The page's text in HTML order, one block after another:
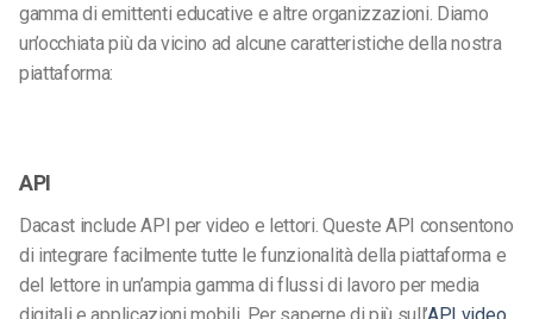
gamma di emittenti educative e altre organizzazioni. Diamo
un’occhiata più da vicino ad alcune caratteristiche della nostra
piattaforma:
API
Dacast include API per video e lettori. Queste API consentono
di integrare facilmente tutte le funzionalità della piattaforma e
del lettore in un’ampia gamma di flussi di lavoro per media